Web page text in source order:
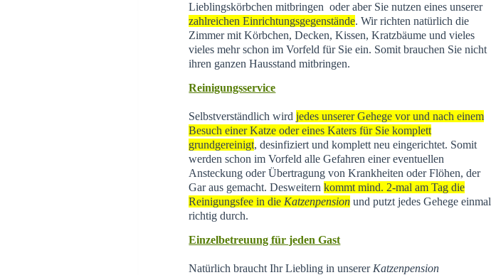
Lieblingskörbchen mitbringen oder aber Sie nutzen eines unserer
zahlreichen Einrichtungsgegenstände. Wir richten natürlich die
Zimmer mit Körbchen, Decken, Kissen, Kratzbäume und vieles
vieles mehr schon im Vorfeld für Sie ein. Somit brauchen Sie nicht
ihren ganzen Hausstand mitbringen.
Reinigungsservice
Selbstverständlich wirdjedes unserer Gehege vor und nach einem
Besuch einer Katze oder eines Katers für Sie komplett
grundgereinigt, desinfiziert und komplett neu eingerichtet. Somit
werden schon im Vorfeld alle Gefahren einer eventuellen
Ansteckung oder Übertragung von Krankheiten oder Flöhen, der
Gar aus gemacht. Desweiternkommt mind. 2-mal am Tag die
Reinigungsfee in die Katzenpension und putzt jedes Gehege einmal
richtig durch.
Einzelbetreuung für jeden Gast
Natürlich braucht Ihr Liebling in unserer Katzenpension